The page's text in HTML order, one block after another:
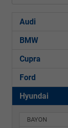
Audi
BMW
Cupra
Ford
Hyundai
BAYON